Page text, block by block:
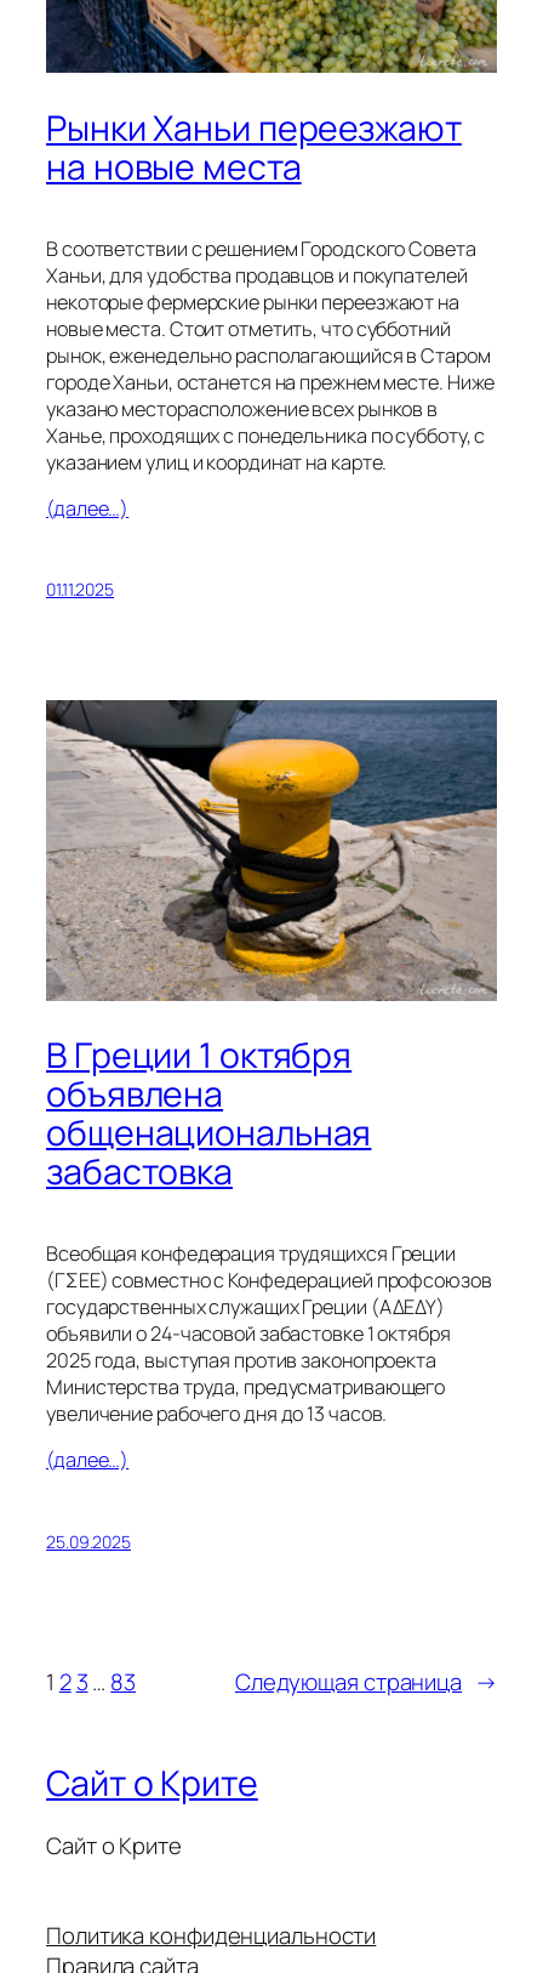
Рынки Ханьи переезжают
на новые места
В соответствии с решением Городского Совета
Ханьи, для удобства продавцов и покупателей
некоторые фермерские рынки переезжают на
новые места. Стоит отметить, что субботний
рынок, еженедельно располагающийся в Старом
городе Ханьи, останется на прежнем месте. Ниже
указано месторасположение всех рынков в
Ханье, проходящих с понедельника по субботу, с
указанием улиц и координат на карте.
(далее…)
01.11.2025
В Греции 1 октября
объявлена
общенациональная
забастовка
Всеобщая конфедерация трудящихся Греции
(ΓΣΕΕ) совместно с Конфедерацией профсоюзов
государственных служащих Греции (ΑΔΕΔΥ)
объявили о 24-часовой забастовке 1 октября
2025 года, выступая против законопроекта
Министерства труда, предусматривающего
увеличение рабочего дня до 13 часов.
(далее…)
25.09.2025
1 2 3… 83 Следующая страница →
Сайт о Крите
Сайт о Крите
Политика конфиденциальности
Правила сайта